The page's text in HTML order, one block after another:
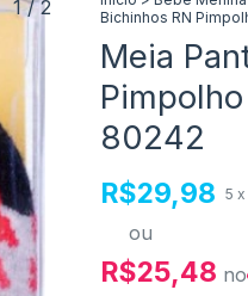
1/2
Bichinhos RN
Meia
80242
R$29,98 5 x
ou
R$25,48 no